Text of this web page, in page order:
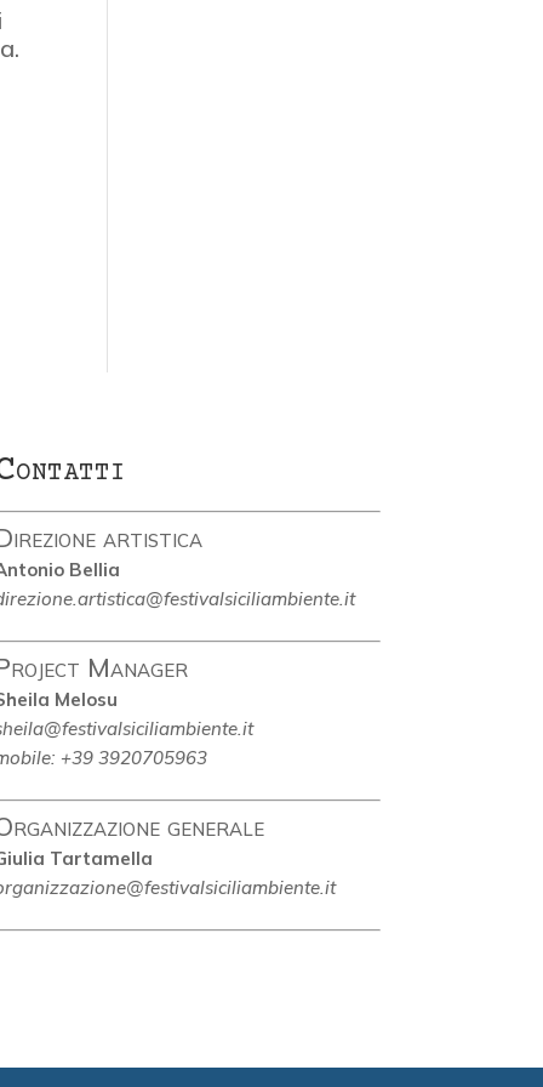
artistica
Bellia
Manager
Melosu
+39 3920705963
generale
Tartamella